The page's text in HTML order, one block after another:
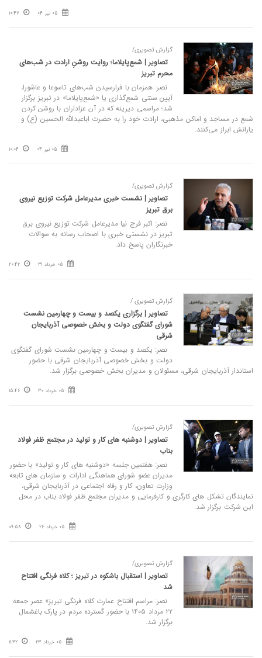
05 تیر 04 10:47
گزارش تصویری/
تصاویر | شمع‌پایلاما؛ روایت روشنِ ارادت در شب‌های
محرم تبریز
نصر: همزمان با فرارسیدن شب‌های تاسوعا و عاشورا،
آیین سنتی شمع‌گذاری یا «شمع‌پایلاما» در تبریز برگزار
شد؛ مراسمی دیرینه که در آن عزاداران با روشن کردن
شمع در مساجد و اماکن مذهبی، ارادت خود را به حضرت اباعبدالله الحسین (ع) و
یارانش ابراز می‌کنند.
05 تیر 04 10:04
گزارش تصویری/
تصاویر | نشست خبری مدیرعامل شرکت توزیع نیروی
برق تبریز
نصر: اکبر فرج‌ نیا مدیرعامل شرکت توزیع نیروی برق
تبریز در نشستی خبری با اصحاب رسانه به سوالات
خبرنگاران پاسخ داد.
05 خرداد 31 20:42
گزارش تصویری /
تصاویر | برگزاری یکصد و بیست و چهارمین نشست
شورای گفتگوی دولت و بخش خصوصی آذربایجان
شرقی
نصر: یکصد و بیست و چهارمین نشست شورای گفتگوی
دولت و بخش خصوصی آذربایجان شرقی با حضور
استاندار آذربایجان شرقی، مسئولان و مدیران بخش خصوصی برگزار شد.
05 خرداد 30 15:46
گزارش تصویری/
تصاویر | دوشنبه‌ های کار و تولید در مجتمع ظفر فولاد
بناب
نصر: هفتمین جلسه «دوشنبه‌ های کار و تولید» با حضور
مدیران عضو شورای هماهنگی ادارات و سازمان‌ های تابعه
وزارت تعاون، کار و رفاه اجتماعی در آذربایجان شرقی،
نمایندگان تشکل‌ های کارگری و کارفرمایی و مدیران مجتمع ظفر فولاد بناب در محل
این شرکت‌ برگزار شد.
05 خرداد 26 09:58
گزارش تصویری/
تصاویر | استقبال باشکوه در تبریز ؛ کلاه فرنگی افتتاح
شد
نصر: مراسم افتتاح عمارت کلاه فرنگی تبریز» عصر جمعه
۲۲ مرداد ۱۴۰۵ با حضور گسترده مردم در پارک باغشمال
برگزار شد.
05 خرداد 23 11:32